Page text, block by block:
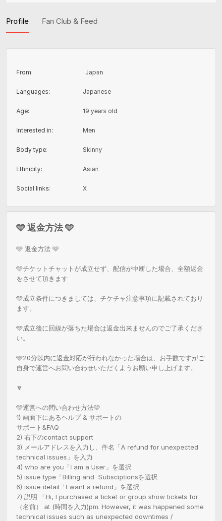
Profile Fan Club & Feed
From: Japan
Languages: Japanese
Age: 19 years old
Interested in: Men
Body type: Skinny
Ethnicity: Asian
Social links: X
🩵 返金方法 🩵
🩵 返金方法 🩵
🩵チケットチャットが成立せず、配信が中断した場合、全額返金
をさせて頂きます
🩵成立条件につきましては、チケチャ注意事項に記載されており
ます。
🩵成立後に回線が落ちた場合は返金出来ませんのでご了承くださ
い。
🩵20分以内に返金対応が行われなかった場合は、お手数ですがご
自身で運営へお問い合わせいただくようお願い申し上げます。
🔽
🩵運営への問い合わせ方法🩵
1) 画面下にあるヘルプ & サポートの
サポート&FAQ
2) 右下のcontact support
3) メールアドレスを入力し、件名「A refund for unexpected
technical issues」を入力
4) who are you「I am a User」を選択
5) issue type「Billing and  Subsciptionsを選択
6) issue detail「I want a refund」を選択
7) 説明 「Hi, I purchased a ticket or group show tickets for
（名前） at (時間を入力)pm. However, it was happened some
technical issues such as unexpected downtimes /